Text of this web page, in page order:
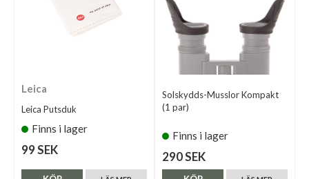
Leica
Leica Putsduk
Finns i lager
99 SEK
Solskydds-Musslor Kompakt
(1 par)
Finns i lager
290 SEK